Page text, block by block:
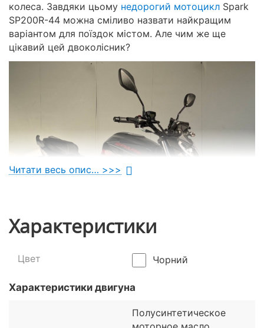
колеса. Завдяки цьому недорогий мотоцикл Spark
SP200R-44 можна сміливо назвати найкращим
варіантом для поїздок містом. Але чим же ще
цікавий цей двоколісник?
Читати весь опис… >>>
Характеристики
Цвет Чорний
Характеристики двигуна
Полусинтетическое